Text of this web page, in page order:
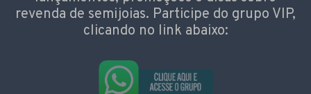
revenda de semijoias. Participe do grupo VIP,
clicando no link abaixo: